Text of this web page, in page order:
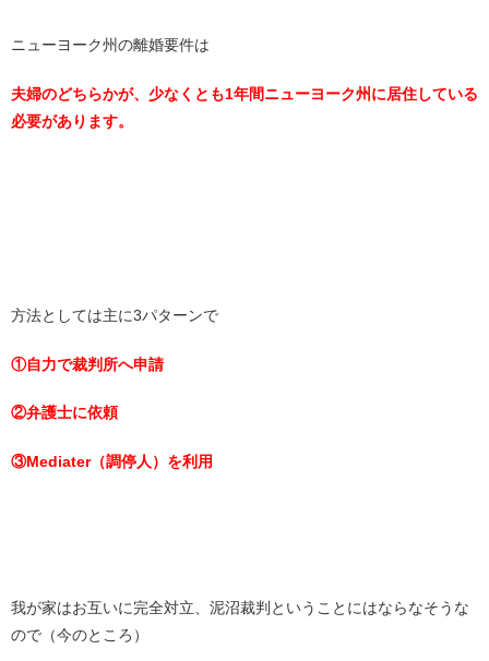
ニューヨーク州の離婚要件は
夫婦のどちらかが、少なくとも1年間ニューヨーク州に居住している
必要があります。
方法としては主に3パターンで
①自力で裁判所へ申請
②弁護士に依頼
③Mediater（調停人）を利用
我が家はお互いに完全対立、泥沼裁判ということにはならなそうな
ので（今のところ）